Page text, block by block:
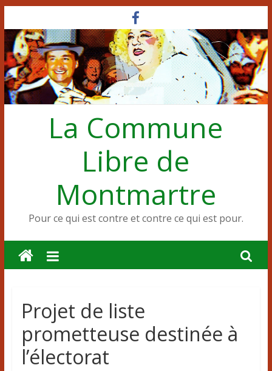
au
contenu
La Commune
Libre de
Montmartre
Pour ce qui est contre et contre ce qui est pour.
Projet de liste
prometteuse destinée à
l’électorat